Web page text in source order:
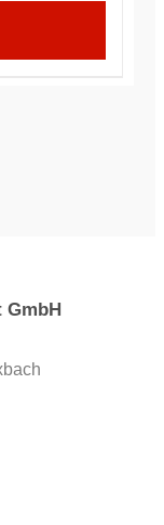
GmbH